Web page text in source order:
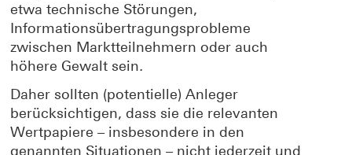
etwa technische Störungen,
Informationsübertragungsprobleme
zwischen Marktteilnehmern oder auch
höhere Gewalt sein.
Daher sollten (potentielle) Anleger
berücksichtigen, dass sie die relevanten
Wertpapiere – insbesondere in den
genannten Situationen – nicht jederzeit und